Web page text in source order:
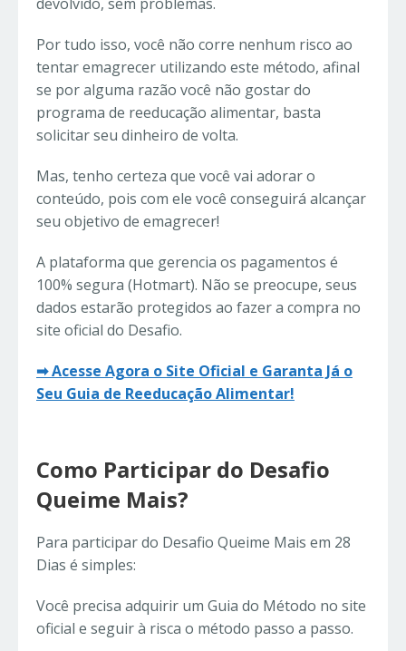
Por tudo isso, você não corre nenhum risco ao
tentar emagrecer utilizando este método, afinal
se por alguma razão você não gostar do
programa de reeducação alimentar, basta
solicitar seu dinheiro de volta.
Mas, tenho certeza que você vai adorar o
conteúdo, pois com ele você conseguirá alcançar
seu objetivo de emagrecer!
A plataforma que gerencia os pagamentos é
100% segura (Hotmart). Não se preocupe, seus
dados estarão protegidos ao fazer a compra no
site oficial do Desafio.
➡ Acesse Agora o Site Oficial e Garanta Já o
Seu Guia de Reeducação Alimentar!
Como Participar do Desafio
Queime Mais?
Para participar do Desafio Queime Mais em 28
Dias é simples:
Você precisa adquirir um Guia do Método no site
oficial e seguir à risca o método passo a passo.